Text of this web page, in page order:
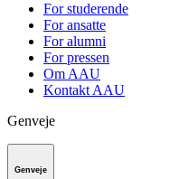
For studerende
For ansatte
For alumni
For pressen
Om AAU
Kontakt AAU
Genveje
Genveje